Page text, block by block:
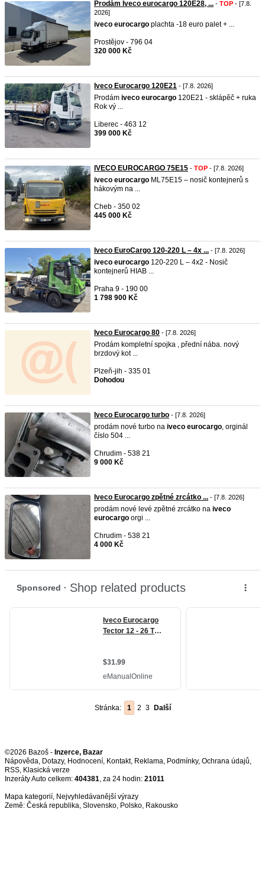
Prodám Iveco eurocargo 120E28, ... - TOP - [7.8.
2026]
iveco eurocargo plachta -18 euro palet + ...
Prostějov - 796 04
320 000 Kč
Iveco Eurocargo 120E21 - [7.8. 2026]
Prodám iveco eurocargo 120E21 - sklápěč + ruka
Rok vý ...
Liberec - 463 12
399 000 Kč
IVECO EUROCARGO 75E15 - TOP - [7.8. 2026]
iveco eurocargo ML75E15 – nosič kontejnerů s
hákovým na ...
Cheb - 350 02
445 000 Kč
Iveco EuroCargo 120-220 L – 4x ... - [7.8. 2026]
iveco eurocargo 120-220 L – 4x2 - Nosič
kontejnerů HIAB ...
Praha 9 - 190 00
1 798 900 Kč
Iveco Eurocargo 80 - [7.8. 2026]
Prodám kompletní spojka , přední nába. nový
brzdový kot ...
Plzeň-jih - 335 01
Dohodou
Iveco Eurocargo turbo - [7.8. 2026]
prodám nové turbo na iveco eurocargo, orginál
číslo 504 ...
Chrudim - 538 21
9 000 Kč
Iveco Eurocargo zpětné zrcátko ... - [7.8. 2026]
prodám nové levé zpětné zrcátko na iveco
eurocargo orgi ...
Chrudim - 538 21
4 000 Kč
Stránka: 1 2 3 Další
©2026 Bazoš - Inzerce, Bazar
Nápověda, Dotazy, Hodnocení, Kontakt, Reklama, Podmínky, Ochrana údajů,
RSS,
Inzeráty Auto celkem: 404381, za 24 hodin: 21011
Mapa kategorií, Nejvyhledávanější výrazy
Země: Česká republika, Slovensko, Polsko, Rakousko